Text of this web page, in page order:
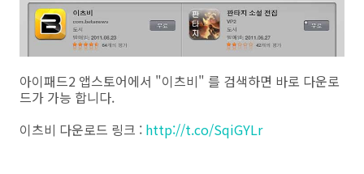
아이패드2 앱스토어에서 "이츠비" 를 검색하면 바로 다운로
드가 가능 합니다.
이츠비 다운로드 링크 : http://t.co/SqiGYLr